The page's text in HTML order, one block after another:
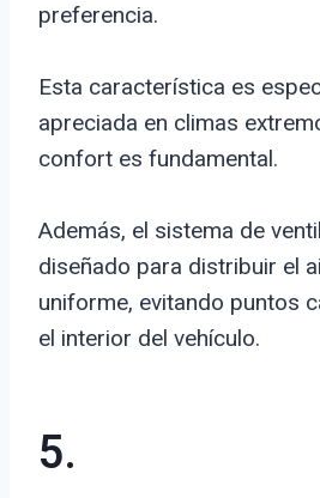
preferencia.
Esta característica es
apreciada en climas
confort es fundamental.
Además, el sistema de
diseñado para distribuir el
uniforme, evitando puntos
el interior del vehículo.
5.